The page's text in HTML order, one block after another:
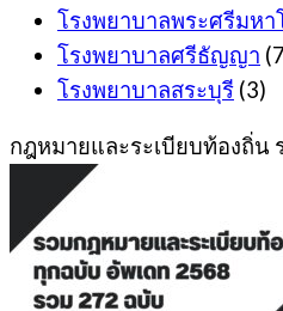
โรงพยาบาลพระศรีมหา
โรงพยาบาลศรีธัญญา
โรงพยาบาลสระบุรี (3)
กฎหมายและระเบียบท้องถิ่น